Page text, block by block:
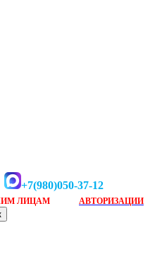
+7(980)050-37-12
ЛИЦАМ АВТОРИЗАЦИИ